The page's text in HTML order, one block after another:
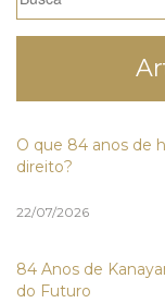
O que 84 anos de
direito?
22/07/2026
84 Anos de
do Futuro